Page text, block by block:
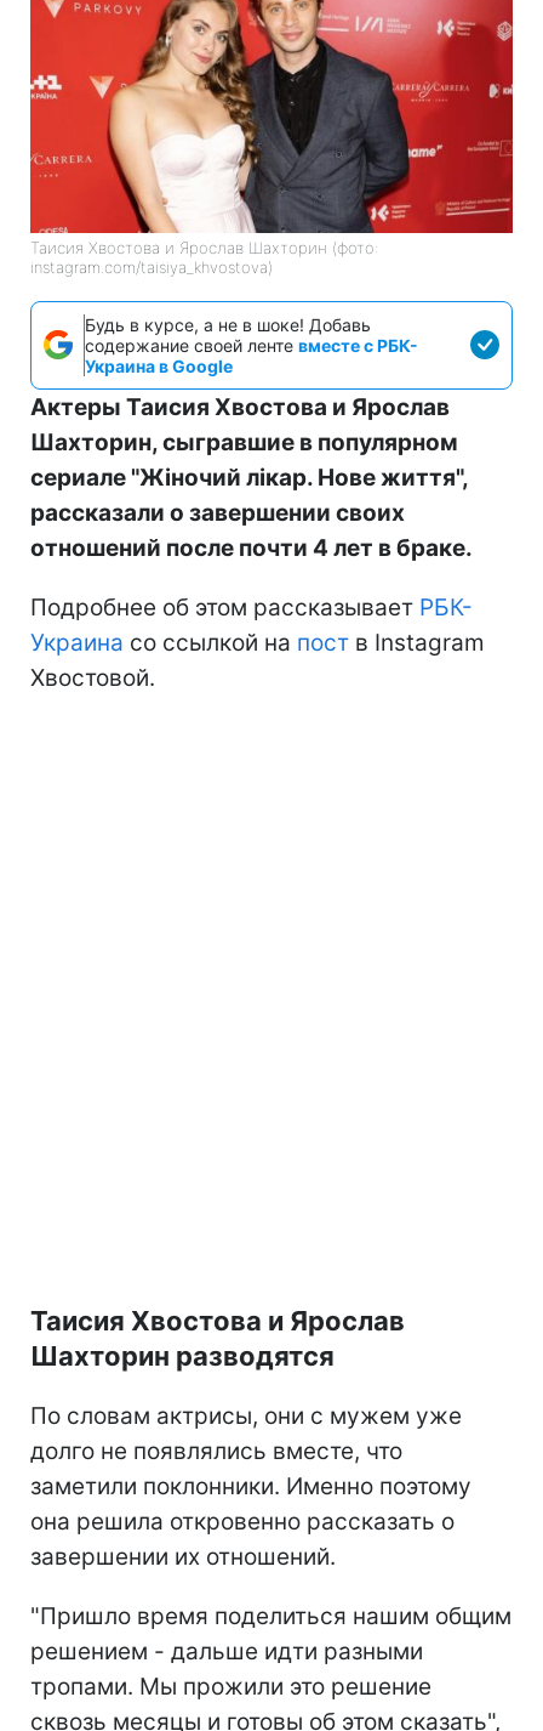
Таисия Хвостова и Ярослав Шахторин (фото:
instagram.com/taisiya_khvostova)
Будь в курсе, а не в шоке! Добавь
содержание своей ленте вместе с РБК-
Украина в Google
Актеры Таисия Хвостова и Ярослав
Шахторин, сыгравшие в популярном
сериале "Жіночий лікар. Нове життя",
рассказали о завершении своих
отношений после почти 4 лет в браке.
Подробнее об этом рассказывает РБК-
Украина со ссылкой на пост в Instagram
Хвостовой.
Таисия Хвостова и Ярослав
Шахторин разводятся
По словам актрисы, они с мужем уже
долго не появлялись вместе, что
заметили поклонники. Именно поэтому
она решила откровенно рассказать о
завершении их отношений.
"Пришло время поделиться нашим общим
решением - дальше идти разными
тропами. Мы прожили это решение
сквозь месяцы и готовы об этом сказать",